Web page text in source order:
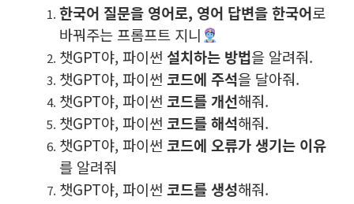
한국어 질문을 영어로, 영어 답변을 한국어로
바꿔주는 프롬프트 지니
챗GPT야, 파이썬 설치하는 방법을 알려줘.
챗GPT야, 파이썬 코드에 주석을 달아줘.
챗GPT야, 파이썬 코드를 개선해줘.
챗GPT야, 파이썬 코드를해석해줘.
챗GPT야, 파이썬 코드에 오류가 생기는 이유
를 알려줘
챗GPT야, 파이썬 코드를 생성해줘.